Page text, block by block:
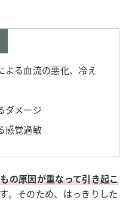
よる血流の悪化、冷え
ダメージ
感覚過敏
の原因が重なって引き起こ
。そのため、はっきりした